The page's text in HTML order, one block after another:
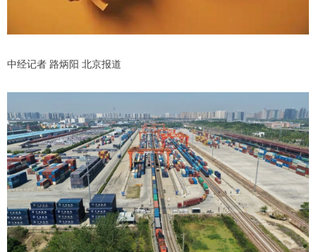
中经记者 路炳阳 北京报道